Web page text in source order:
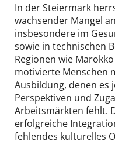
In der Steiermark
wachsender Mangel
insbesondere im
sowie in technischen
Regionen wie
motivierte Menschen
Ausbildung, denen es
Perspektiven und
Arbeitsmärkten fehlt.
erfolgreiche
fehlendes kulturelles